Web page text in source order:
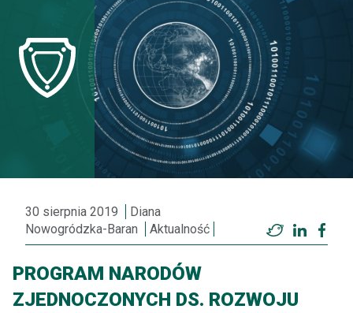
30 sierpnia 2019
Diana
Nowogródzka-Baran
Aktualność Twitter
PROGRAM NARODÓW
ZJEDNOCZONYCH DS. ROZWOJU